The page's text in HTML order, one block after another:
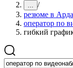
... /
резюме в
оператор по
гибкий